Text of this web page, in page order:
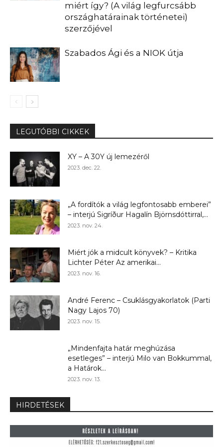
miért így? (A világ legfurcsább
országhatárainak történetei)
szerzőjével
Szabados Ági és a NIOK útja
LEGUTÓBBI CIKKEK
XY – A 30Y új lemezéről
2023. dec. 22.
„A fordítók a világ legfontosabb emberei”
– interjú Sigríður Hagalín Björnsdóttirral,...
2023. nov. 24.
Miért jók a midcult könyvek? – Kritika
Lichter Péter Az amerikai...
2023. nov. 16.
André Ferenc – Csuklásgyakorlatok (Parti
Nagy Lajos 70)
2023. nov. 15.
„Mindenfajta határ meghúzása
esetleges” – interjú Milo van Bokkummal,
a Határok...
2023. nov. 13.
HIRDETÉSEK